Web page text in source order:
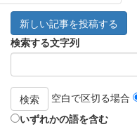
新しい記事を投稿する
検索する文字列
検索 空白で区切る場合
いずれかの語を含む